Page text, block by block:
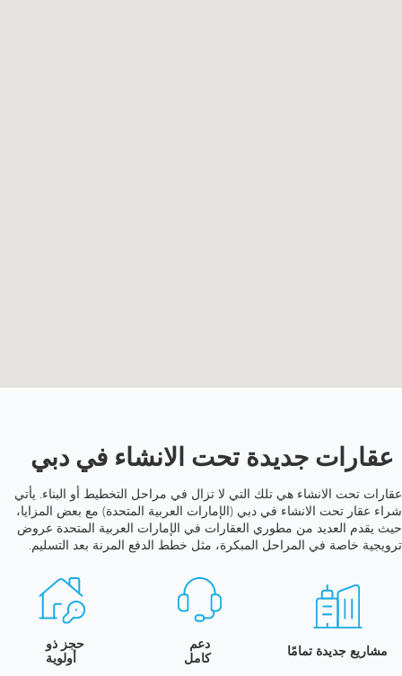
عقارات جديدة تحت الانشاء في دبي
عقارات تحت الانشاء هي تلك التي لا تزال في مراحل التخطيط أو البناء. يأتي
شراء عقار تحت الانشاء في دبي (الإمارات العربية المتحدة) مع بعض المزايا،
حيث يقدم العديد من مطوري العقارات في الإمارات العربية المتحدة عروض
ترويجية خاصة في المراحل المبكرة، مثل خطط الدفع المرنة بعد التسليم.
مشاريع جديدة تمامًا
دعم
كامل
حجز ذو
أولوية